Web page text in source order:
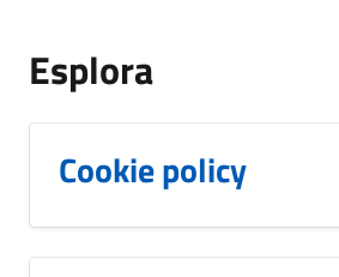
Esplora
Cookie policy